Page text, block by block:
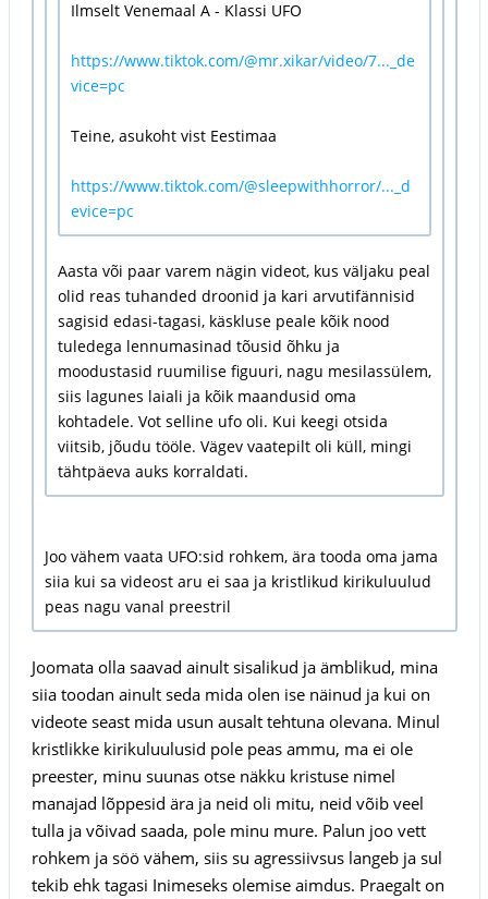
Ilmselt Venemaal A - Klassi UFO
https://www.tiktok.com/@mr.xikar/video/7..._de
vice=pc
Teine, asukoht vist Eestimaa
https://www.tiktok.com/@sleepwithhorror/..._d
evice=pc
Aasta või paar varem nägin videot, kus väljaku peal
olid reas tuhanded droonid ja kari arvutifännisid
sagisid edasi-tagasi, käskluse peale kõik nood
tuledega lennumasinad tõusid õhku ja
moodustasid ruumilise figuuri, nagu mesilassülem,
siis lagunes laiali ja kõik maandusid oma
kohtadele. Vot selline ufo oli. Kui keegi otsida
viitsib, jõudu tööle. Vägev vaatepilt oli küll, mingi
tähtpäeva auks korraldati.
Joo vähem vaata UFO:sid rohkem, ära tooda oma jama
siia kui sa videost aru ei saa ja kristlikud kirikuluulud
peas nagu vanal preestril
Joomata olla saavad ainult sisalikud ja ämblikud, mina
siia toodan ainult seda mida olen ise näinud ja kui on
videote seast mida usun ausalt tehtuna olevana. Minul
kristlikke kirikuluulusid pole peas ammu, ma ei ole
preester, minu suunas otse näkku kristuse nimel
manajad lõppesid ära ja neid oli mitu, neid võib veel
tulla ja võivad saada, pole minu mure. Palun joo vett
rohkem ja söö vähem, siis su agressiivsus langeb ja sul
tekib ehk tagasi Inimeseks olemise aimdus. Praegalt on